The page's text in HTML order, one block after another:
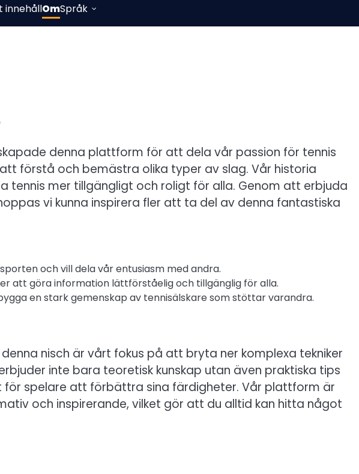
innehållOmSpråk
denna plattform för att dela vår passion för tennis
förstå och bemästra olika typer av slag. Vår historia
tennis mer tillgängligt och roligt för alla. Genom att erbjuda
vi kunna inspirera fler att ta del av denna fantastiska
och vill dela vår entusiasm med andra.
att göra information lättförståelig och tillgänglig för alla.
en stark gemenskap av tennisälskare som stöttar varandra.
nisch är vårt fokus på att bryta ner komplexa tekniker
inte bara teoretisk kunskap utan även praktiska tips
spelare att förbättra sina färdigheter. Vår plattform är
och inspirerande, vilket gör att du alltid kan hitta något